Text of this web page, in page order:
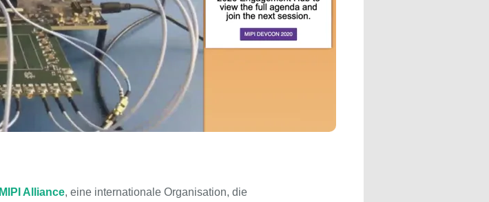
MIPI Alliance, eine internationale Organisation, die